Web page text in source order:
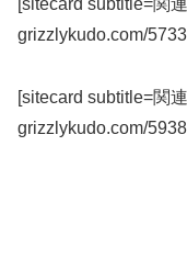
[sitecard subtitle=関
grizzlykudo.com/
[sitecard subtitle=関
grizzlykudo.com/